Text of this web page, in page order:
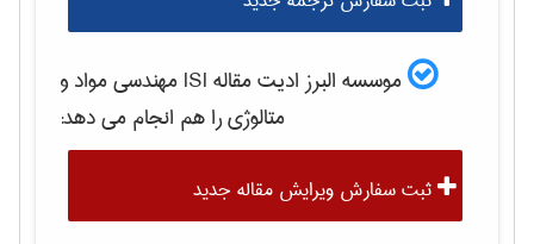
موسسه البرز ادیت مقاله ISI
مهندسی مواد و
متالوژیرا هم انجام می دهد:
ثبت سفارش ویرایش مقاله جدید